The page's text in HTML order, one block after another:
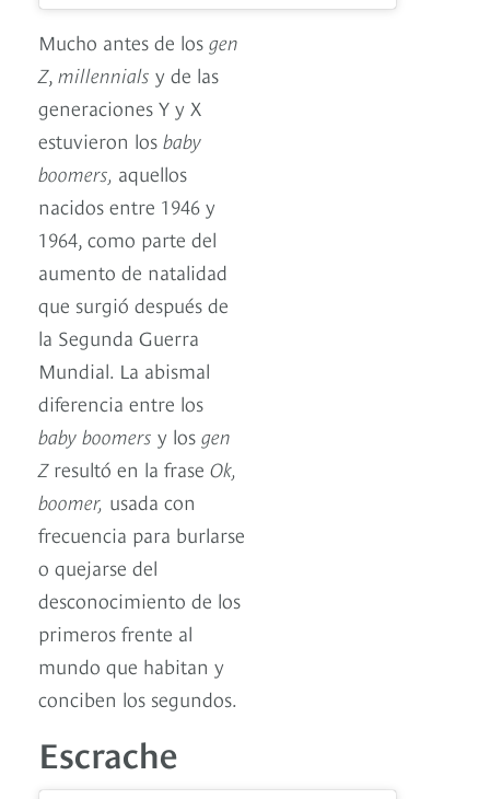
Mucho antes de los gen
Z, millennials y de las
generaciones Y y X
estuvieron los baby
boomers, aquellos
nacidos entre 1946 y
1964, como parte del
aumento de natalidad
que surgió después de
la Segunda Guerra
Mundial. La abismal
diferencia entre los
baby boomers y los gen
Zresultó en la frase Ok,
boomer, usada con
frecuencia para burlarse
o quejarse del
desconocimiento de los
primeros frente al
mundo que habitan y
conciben los segundos.
Escrache